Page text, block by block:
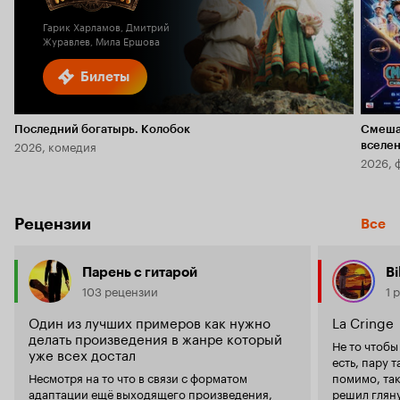
Билеты
Гарик Харламов, Дмитрий
Журавлев, Мила Ершова
Последний богатырь. Колобок
2026, комедия
2026,
Рецензии Все
Парень с гитарой
103 рецензии
Один из лучших примеров как нужно
делать произведения в жанре который
уже всех достал
Несмотря на то что в связи с форматом
адаптации ещё выходящего произведения,
1
La Cringe
Не то
есть, пару
помимо,
решил